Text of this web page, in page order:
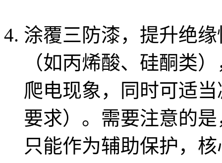
涂覆三防漆，提升绝
（如丙烯酸、硅酮类
爬电现象，同时可适
要求）。需要注意的
只能作为辅助保护，